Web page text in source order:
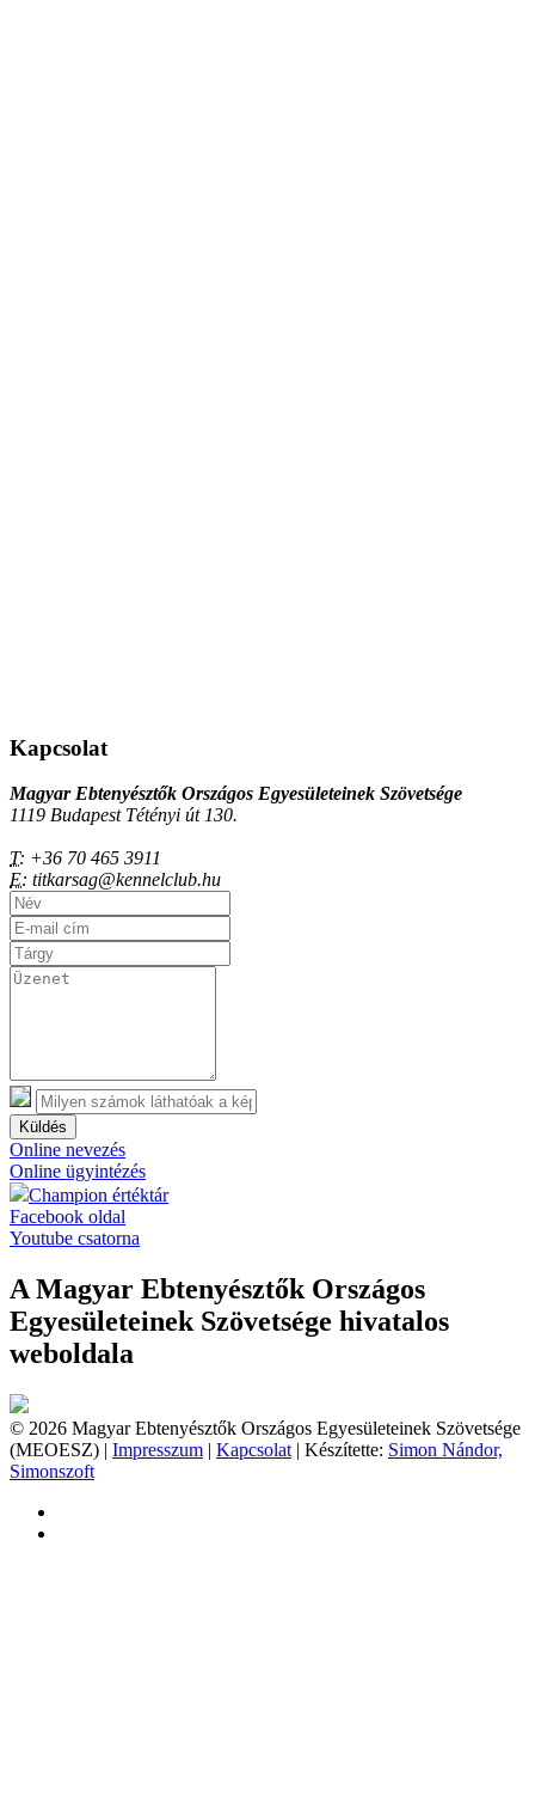
Kapcsolat
Magyar Ebtenyésztők Országos Egyesületeinek Szövetsége
1119 Budapest Tétényi út 130.
T: +36 70 465 3911
E: titkarsag@kennelclub.hu
Küldés
Online nevezés
Online ügyintézés
Champion értéktár
Facebook oldal
Youtube csatorna
A Magyar Ebtenyésztők Országos
Egyesületeinek Szövetsége hivatalos
weboldala
© 2026 Magyar Ebtenyésztők Országos Egyesületeinek Szövetsége
(MEOESZ) | Impresszum | Kapcsolat | Készítette: Simon Nándor,
Simonszoft